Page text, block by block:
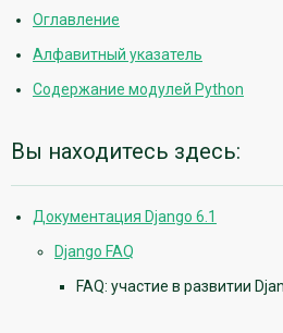
Оглавление
Алфавитный указатель
Содержание модулей Python
Вы находитесь здесь:
Документация Django 6.1
Django FAQ
FAQ: участие в развитии